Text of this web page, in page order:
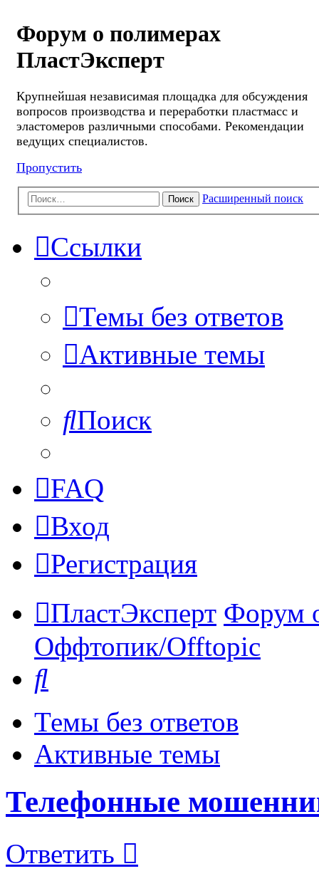
Форум о полимерах
ПластЭксперт
Крупнейшая независимая площадка для обсуждения
вопросов производства и переработки пластмасс и
эластомеров различными способами. Рекомендации
ведущих специалистов.
Пропустить
Поиск Расширенный поиск
Ссылки
Темы без ответов
Активные темы
Поиск
FAQ
Вход
Регистрация
ПластЭксперт Форум
Оффтопик/Offtopic
Темы без ответов
Активные темы
Телефонные
Ответить